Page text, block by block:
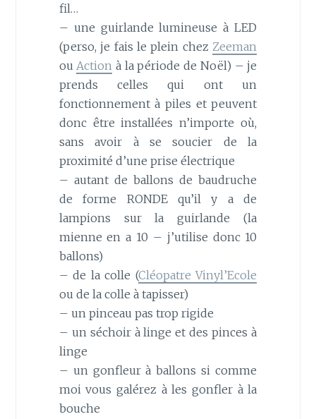
fil…
– une guirlande lumineuse à LED
(perso, je fais le plein chez Zeeman
ou Action à la période de Noël) – je
prends celles qui ont un
fonctionnement à piles et peuvent
donc être installées n’importe où,
sans avoir à se soucier de la
proximité d’une prise électrique
– autant de ballons de baudruche
de forme RONDE qu’il y a de
lampions sur la guirlande (la
mienne en a 10 – j’utilise donc 10
ballons)
– de la colle (Cléopatre Vinyl’Ecole
ou de la colle à tapisser)
– un pinceau pas trop rigide
– un séchoir à linge et des pinces à
linge
– un gonfleur à ballons si comme
moi vous galérez à les gonfler à la
bouche